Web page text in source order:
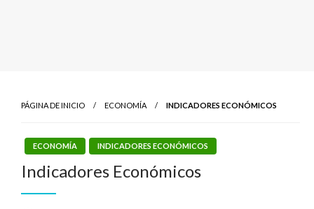
PÁGINA DE INICIO ECONOMÍA INDICADORES ECONÓMICOS
ECONOMÍA INDICADORES ECONÓMICOS
Indicadores Económicos